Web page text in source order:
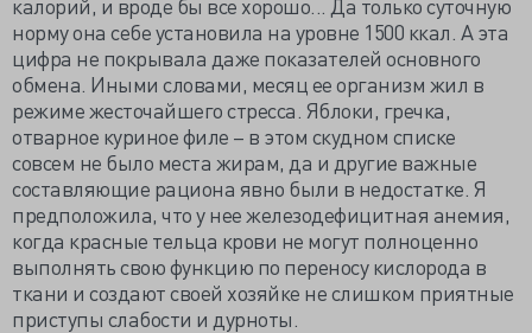
норму она себе установила на уровне 1500 ккал. А эта
цифра не покрывала даже показателей основного
обмена. Иными словами, месяц ее организм жил в
режиме жесточайшего стресса. Яблоки, гречка,
отварное куриное филе – в этом скудном списке
совсем не было места жирам, да и другие важные
составляющие рациона явно были в недостатке. Я
предположила, что у нее железодефицитная анемия,
когда красные тельца крови не могут полноценно
выполнять свою функцию по переносу кислорода в
ткани и создают своей хозяйке не слишком приятные
приступы слабости и дурноты.